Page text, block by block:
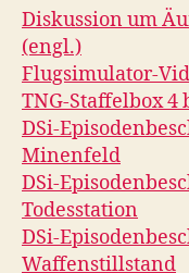
Diskussion um
(engl.)
Flugsimulator-
TNG-Staffelbox 4
DSi-
Minenfeld
DSi-
Todesstation
DSi-
Waffenstillstand